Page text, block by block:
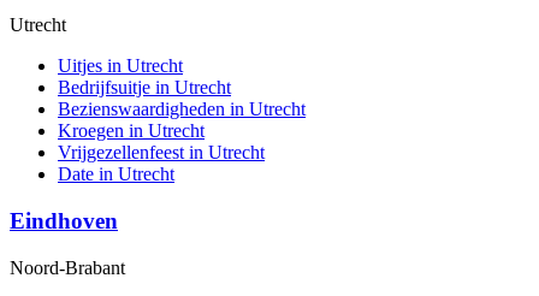
Utrecht
Uitjes in Utrecht
Bedrijfsuitje in Utrecht
Bezienswaardigheden in Utrecht
Kroegen in Utrecht
Vrijgezellenfeest in Utrecht
Date in Utrecht
Eindhoven
Noord-Brabant